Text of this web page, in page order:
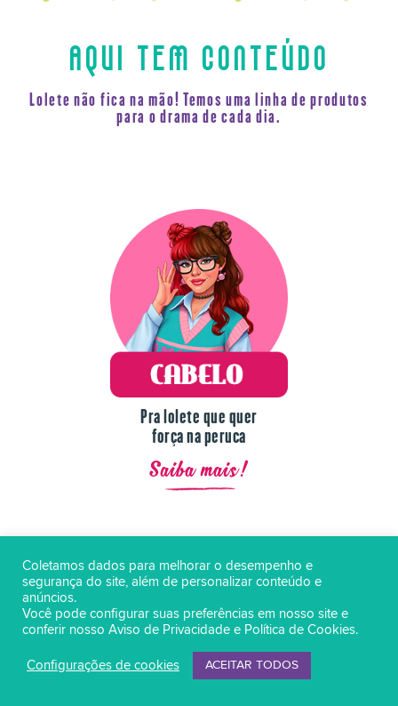
AQUI TEM CONTEÚDO
Lolete não fica na mão! Temos uma linha de produtos
para o drama de cada dia.
Pra lolete que quer
força na peruca
Saiba mais!
Coletamos dados para melhorar o desempenho e
segurança do site, além de personalizar conteúdo e
anúncios.
Você pode configurar suas preferências em nosso site e
conferir nosso Aviso de Privacidade e Política de Cookies.
Configurações de cookies ACEITAR TODOS